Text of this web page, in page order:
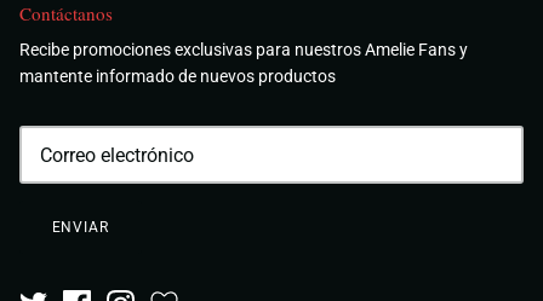
Contáctanos
Recibe promociones exclusivas para nuestros Amelie Fans y
mantente informado de nuevos productos
ENVIAR